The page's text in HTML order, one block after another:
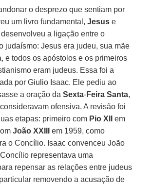
o desprezo que sentiam por
um livro fundamental,Jesus e
a ligação entre o
judaísmo: Jesus era judeu, sua mãe
e todos os apóstolos e os primeiros
eram judeus. Essa foi a
por Giulio Isaac. Ele pediu ao
a oração daSexta-Feira Santa,
ofensiva. A revisão foi
etapas: primeiro com Pio XII
em
João XXIII
em 1959, como
o Concílio. Isaac convenceu João
representava uma
repensar as relações entre judeus
removendo a acusação de